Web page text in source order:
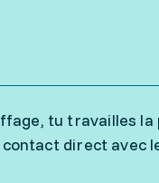
tu travailles
direct avec